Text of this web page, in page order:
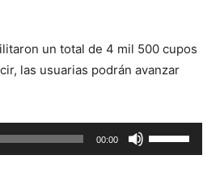
un total de 4 mil 500 cupos
las usuarias podrán avanzar
00:00
las